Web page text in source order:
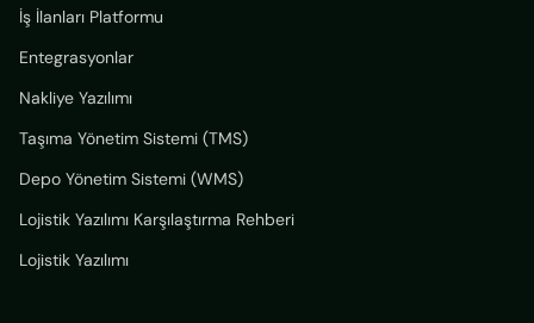
İş İlanları Platformu
Entegrasyonlar
Nakliye Yazılımı
Taşıma Yönetim Sistemi (TMS)
Depo Yönetim Sistemi (WMS)
Lojistik Yazılımı Karşılaştırma Rehberi
Lojistik Yazılımı